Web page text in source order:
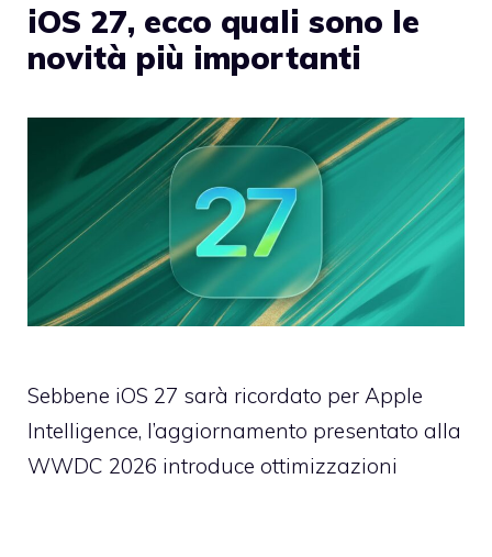
iOS 27, ecco quali sono le
novità più importanti
Sebbene iOS 27 sarà ricordato per Apple
Intelligence, l’aggiornamento presentato alla
WWDC 2026 introduce ottimizzazioni